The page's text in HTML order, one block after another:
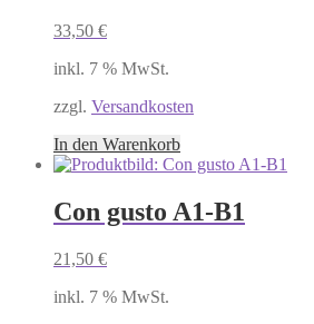
33,50 €
inkl. 7 % MwSt.
zzgl. Versandkosten
In den Warenkorb
Con gusto A1-B1
21,50 €
inkl. 7 % MwSt.